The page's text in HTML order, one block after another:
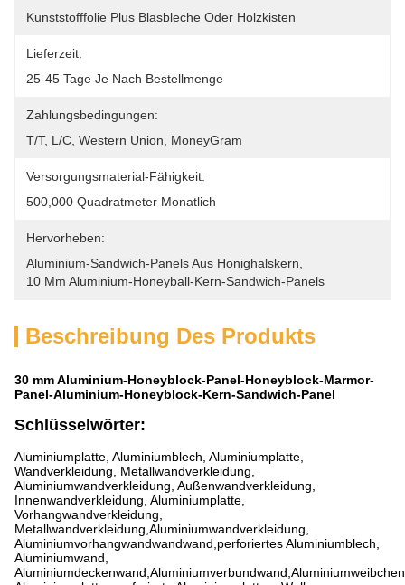
Kunststofffolie Plus Blasbleche Oder Holzkisten
Lieferzeit:
25-45 Tage Je Nach Bestellmenge
Zahlungsbedingungen:
T/T, L/C, Western Union, MoneyGram
Versorgungsmaterial-Fähigkeit:
500,000 Quadratmeter Monatlich
Hervorheben:
Aluminium-Sandwich-Panels Aus Honighalskern
10 Mm Aluminium-Honeyball-Kern-Sandwich-Panels
Beschreibung Des Produkts
30 mm Aluminium-Honeyblock-Panel-Honeyblock-Marmor-
Panel-Aluminium-Honeyblock-Kern-Sandwich-Panel
Schlüsselwörter:
Aluminiumplatte, Aluminiumblech, Aluminiumplatte,
Wandverkleidung, Metallwandverkleidung,
Aluminiumwandverkleidung, Außenwandverkleidung,
Innenwandverkleidung, Aluminiumplatte,
Vorhangwandverkleidung,
Metallwandverkleidung,Aluminiumwandverkleidung,
Aluminiumvorhangwandwandwand,perforiertes Aluminiumblech,
Aluminiumwand,